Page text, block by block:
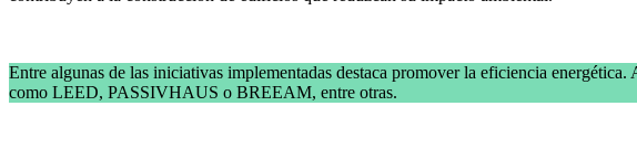
Entre algunas de las iniciativas implementadas destaca promover la eficiencia energética.
como LEED, PASSIVHAUS o BREEAM, entre otras.